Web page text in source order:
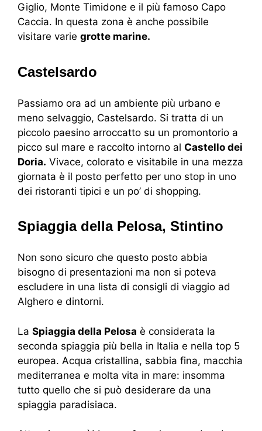
Giglio, Monte Timidone e il più famoso Capo
Caccia. In questa zona è anche possibile
visitare varie grotte marine.
Castelsardo
Passiamo ora ad un ambiente più urbano e
meno selvaggio, Castelsardo. Si tratta di un
piccolo paesino arroccatto su un promontorio a
picco sul mare e raccolto intorno al Castello dei
Doria. Vivace, colorato e visitabile in una mezza
giornata è il posto perfetto per uno stop in uno
dei ristoranti tipici e un po’ di shopping.
Spiaggia della Pelosa, Stintino
Non sono sicuro che questo posto abbia
bisogno di presentazioni ma non si poteva
escludere in una lista di consigli di viaggio ad
Alghero e dintorni.
La Spiaggia della Pelosa è considerata la
seconda spiaggia più bella in Italia e nella top 5
europea. Acqua cristallina, sabbia fina, macchia
mediterranea e molta vita in mare: insomma
tutto quello che si può desiderare da una
spiaggia paradisiaca.